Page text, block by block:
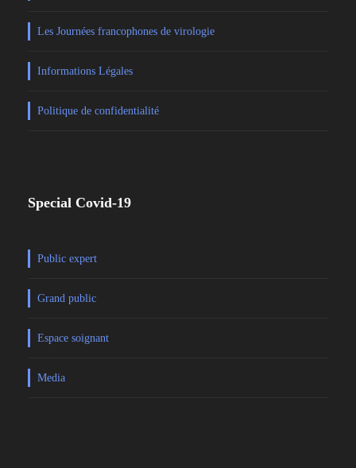
Les Journées francophones de virologie
Informations Légales
Politique de confidentialité
Special Covid-19
Public expert
Grand public
Espace soignant
Media